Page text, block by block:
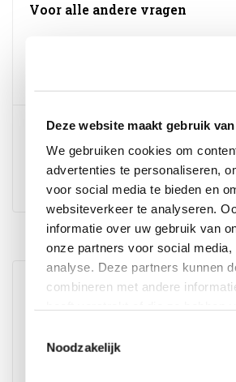
Deze website maakt gebruik
We gebruiken cookies om
advertenties te personaliseren,
voor social media te bieden en
websiteverkeer te analyseren.
informatie over uw gebruik van
onze partners voor social media,
analyse. Deze partners kunnen
combineren met andere
Noodzakelijk
Voor alle andere vragen
E-mail
E-mail
Wij scoren een9,6op
AVH Outdoor Tuinmeubelen
Bekijk op Google Maps